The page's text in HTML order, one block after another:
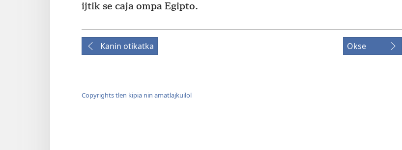
ijtik se caja ompa Egipto.
Kanin otikatka Okse
Copyrights tlen kipia nin amatlajkuilol